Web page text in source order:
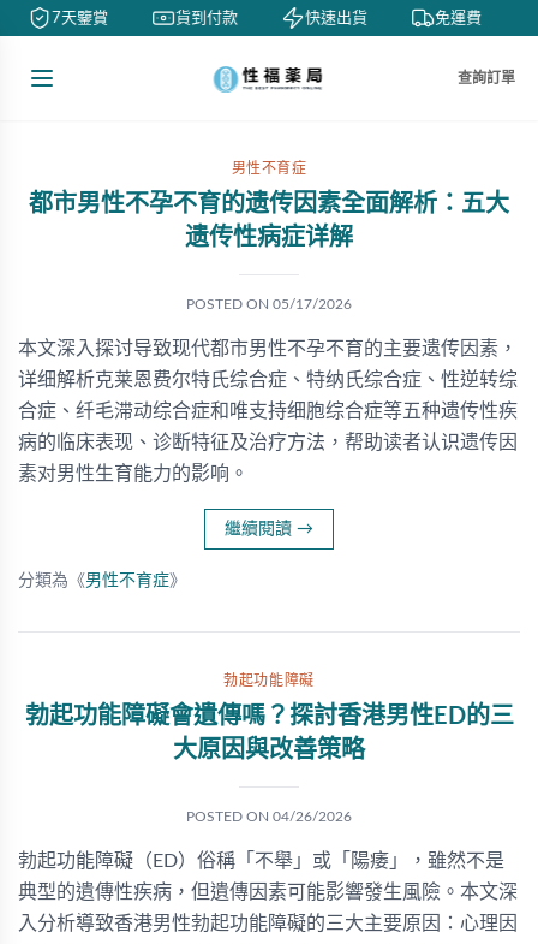
7天鑒賞 貨到付款 快速出貨 免運費
查詢訂單
男性不育症
都市男性不孕不育的遗传因素全面解析：五大
遗传性病症详解
POSTED ON 05/17/2026
本文深入探讨导致现代都市男性不孕不育的主要遗传因素，
详细解析克莱恩费尔特氏综合症、特纳氏综合症、性逆转综
合症、纤毛滞动综合症和唯支持细胞综合症等五种遗传性疾
病的临床表现、诊断特征及治疗方法，帮助读者认识遗传因
素对男性生育能力的影响。
繼續閱讀 →
分類為《男性不育症》
勃起功能障礙
勃起功能障礙會遺傳嗎？探討香港男性ED的三
大原因與改善策略
POSTED ON 04/26/2026
勃起功能障礙（ED）俗稱「不舉」或「陽痿」，雖然不是
典型的遺傳性疾病，但遺傳因素可能影響發生風險。本文深
入分析導致香港男性勃起功能障礙的三大主要原因：心理因